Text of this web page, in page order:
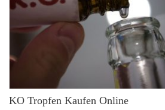
KO Tropfen Kaufen Online